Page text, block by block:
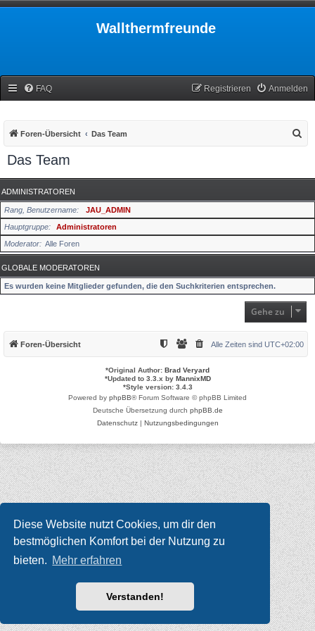
Diese Website nutzt Cookies, um dir den
bestmöglichen Komfort bei der Nutzung zu
bieten. Mehr erfahren
Verstanden!
Wallthermfreunde
FAQ Anmelden
Registrieren
Foren-Übersicht Das Team
e
Das Team
ADMINISTRATOREN
Rang, Benutzername
JAU_ADMIN
Hauptgruppe
Administratoren
Moderator
Alle Foren
GLOBALE MODERATOREN
Es wurden keine Mitglieder gefunden, die den Suchkriterien entsprechen.
Gehe zu
Foren-Übersicht Alle Zeiten sind UTC+02:00
*Original Author: Brad Veryard
*Updated to 3.3.x by MannixMD
*Style version: 3.4.3
Powered by phpBB® Forum Software © phpBB Limited
Deutsche Übersetzung durch phpBB.de
Datenschutz| Nutzungsbedingungen